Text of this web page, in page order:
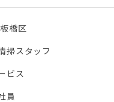
橋区
掃スタッフ
ビス
員